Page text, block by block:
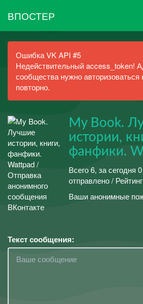
ВПОСТЕР
Ошибка VK API #5
Недействительный access_token!
сообщества нужно авторизоваться
повторно.
My Book.
истории,
фанфики.
Всего 6, за сегодня
отправлено /
Ваши анонимные
Текст сообщения: